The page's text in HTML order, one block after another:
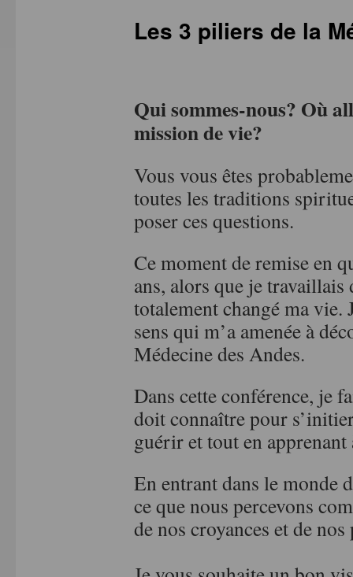
Les 3 piliers de la
Qui sommes-nous? Où
mission de vie?
Vous vous êtes
toutes les traditions
poser ces questions.
Ce moment de remise en
ans, alors que je travaillais
totalement changé ma vie.
sens qui m’a amenée à
Médecine des Andes.
Dans cette conférence, je
doit connaître pour
guérir et tout en apprenant
En entrant dans le monde
ce que nous percevons
de nos croyances et de